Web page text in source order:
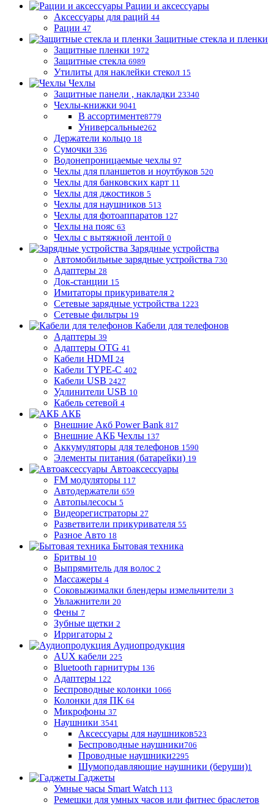
Рации и аксессуары
Аксессуары для раций 44
Рации 47
Защитные стекла и пленки
Защитные пленки 1972
Защитные стекла 6989
Утилиты для наклейки стекол 15
Чехлы
Защитные панели , накладки 23340
Чехлы-книжки 9041
В ассортименте8779
Универсальные262
Держатели кольцо 18
Сумочки 336
Водонепроницаемые чехлы 97
Чехлы для планшетов и ноутбуков 520
Чехлы для банковских карт 11
Чехлы для джостиков 5
Чехлы для наушников 513
Чехлы для фотоаппаратов 127
Чехлы на пояс 63
Чехлы с вытяжной лентой 0
Зарядные устройства
Автомобильные зарядные устройства 730
Адаптеры 28
Док-станции 15
Имитаторы прикуривателя 2
Сетевые зарядные устройства 1223
Сетевые фильтры 19
Кабели для телефонов
Адаптеры 39
Адаптеры OTG 41
Кабели HDMI 24
Кабели TYPE-C 402
Кабели USB 2427
Удлинители USB 10
Кабель сетевой 4
АКБ
Внешние Акб Power Bank 817
Внешние АКБ Чехлы 137
Аккумуляторы для телефонов 1590
Элементы питания (батарейки) 19
Автоаксессуары
FM модуляторы 117
Автодержатели 659
Автопылесосы 5
Видеорегистраторы 27
Разветвители прикуривателя 55
Разное Авто 18
Бытовая техника
Бритвы 10
Выпрямитель для волос 2
Массажеры 4
Соковыжималки блендеры измельчители 3
Увлажнители 20
Фены 7
Зубные щетки 2
Ирригаторы 2
Аудиопродукция
AUX кабели 225
Bluetooth гарнитуры 136
Адаптеры 122
Беспроводные колонки 1066
Колонки для ПК 64
Микрофоны 37
Наушники 3541
Аксессуары для наушников523
Беспроводные наушники706
Проводные наушники2295
Шумоподавляющие наушники (беруши)1
Гаджеты
Умные часы Smart Watch 113
Ремешки для умных часов или фитнес браслетов